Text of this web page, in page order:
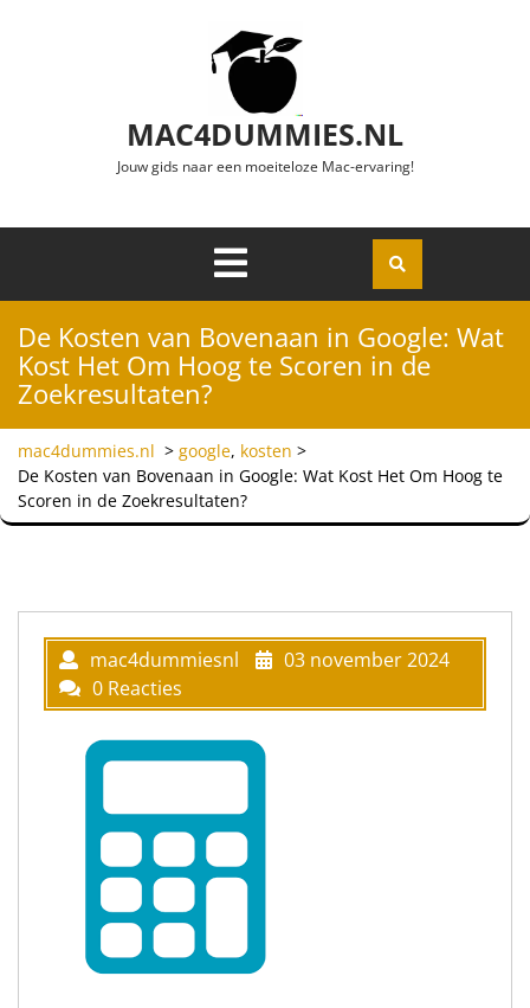
MAC4DUMMIES.NL
Jouw gids naar een moeiteloze Mac-ervaring!
Openen
De Kosten van Bovenaan in Google: Wat
Kost Het Om Hoog te Scoren in de
Zoekresultaten?
mac4dummies.nl > google, kosten >
De Kosten van Bovenaan in Google: Wat Kost Het Om Hoog te
Scoren in de Zoekresultaten?
mac4dummiesnl
03 november 2024
0 Reacties